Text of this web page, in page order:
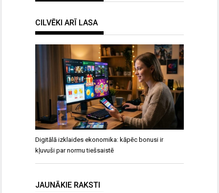
CILVĒKI ARĪ LASA
Digitālā izklaides ekonomika: kāpēc bonusi ir
kļuvuši par normu tiešsaistē
JAUNĀKIE RAKSTI